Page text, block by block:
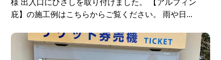
様 出入口にひさしを取り付けました。 【アルフィン
庇】の施工例はこちらからご覧ください。 雨や日...